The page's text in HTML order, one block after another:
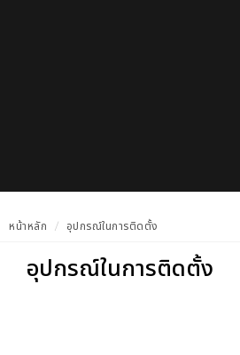
หน้าหลัก อุปกรณ์ในการติดตั้ง
อุปกรณ์ในการติดตั้ง